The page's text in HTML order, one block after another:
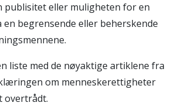
publisitet eller muligheten for en
en begrensende eller beherskende
liste med de nøyaktige artiklene fra
om menneskerettigheter
overtrådt.